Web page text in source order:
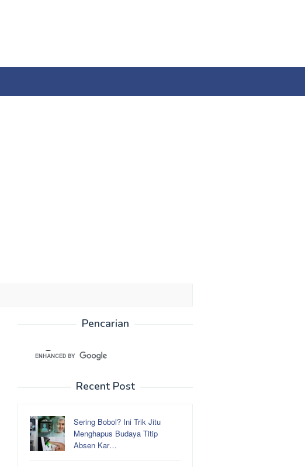
Pencarian
Recent Post
Sering Bobol? Ini Trik Jitu
Menghapus Budaya Titip
Absen Kar…